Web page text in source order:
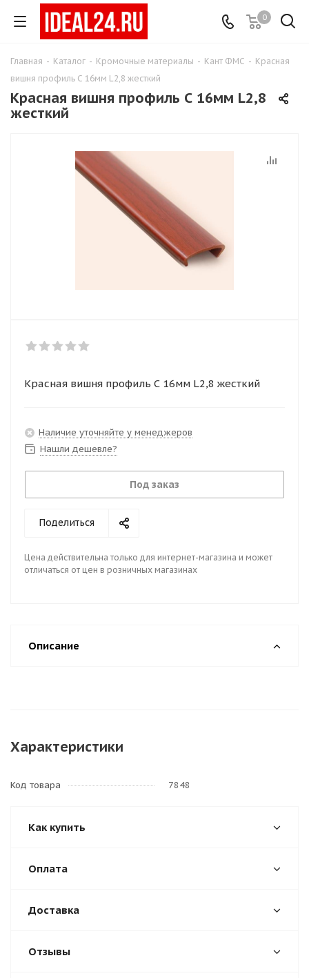
0
Главная - Каталог - Кромочные материалы - Кант ФМС - Красная
вишня профиль С 16мм L2,8 жесткий
Красная вишня профиль С 16мм L2,8
жесткий
Красная вишня профиль С 16мм L2,8 жесткий
Наличие уточняйте у менеджеров
Нашли дешевле?
Под заказ
Поделиться
Цена действительна только для интернет-магазина и может
отличаться от цен в розничных магазинах
Описание
Характеристики
Код товара 7848
Как купить
Оплата
Доставка
Отзывы